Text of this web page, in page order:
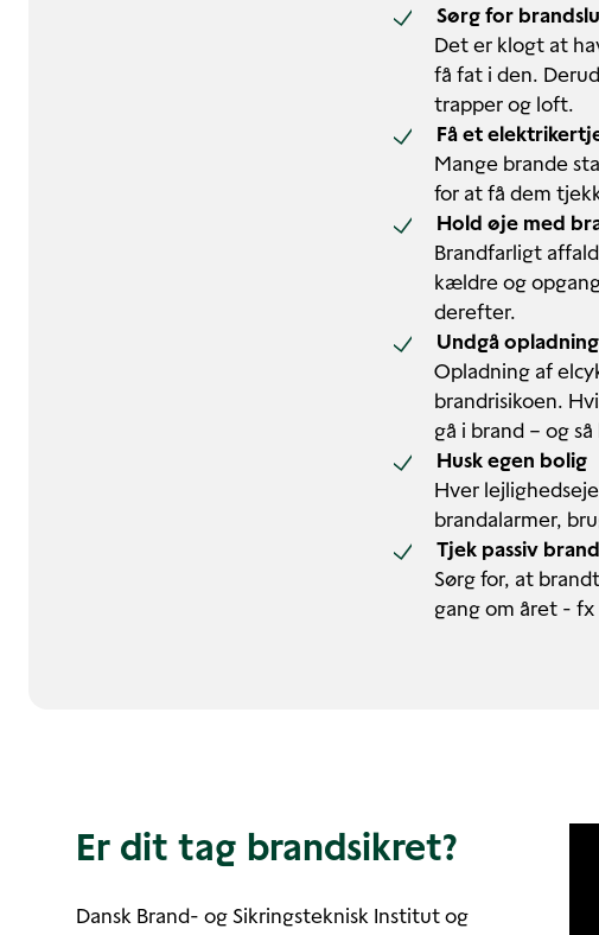
Sørg for
Det er klogt at
få fat i den.
trapper og loft.
Få et
Mange brande
for at få dem
Hold øje med
Brandfarligt
kældre og
derefter.
Undgå
Opladning af
brandrisikoen.
gå i brand – og
Husk egen bolig
Hver
brandalarmer,
Tjek passiv
Sørg for, at
gang om året -
Er dit tag brandsikret?
Dansk Brand- og Sikringsteknisk Institut og